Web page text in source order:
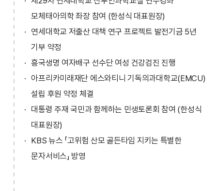
모체태아의학 좌장 참여 (한성식 대표원장)
연세대학교 저출산 대책 연구 프로젝트 발전기금 5년
기부 약정
흥국생명 여자배구 선수단 여성 건강검진 진행
아프리카미래재단 에스와티니 기독의과대학교(EMCU)
설립 후원 약정 체결
대통령 주재 국민과 함께하는 민생토론회 참여 (한성식
대표원장)
KBS 뉴스 「고위험 산모 골든타임 지키는 특별한
문자서비스」 방영